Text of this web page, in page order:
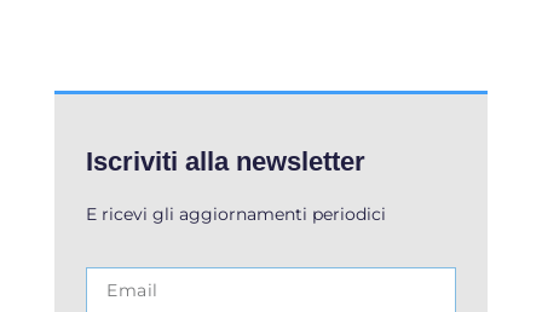
Iscriviti alla newsletter
E ricevi gli aggiornamenti periodici